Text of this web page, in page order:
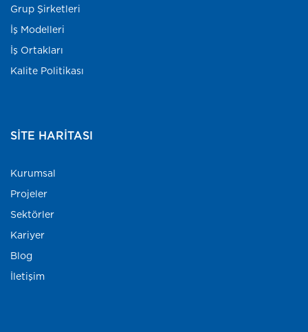
Grup Şirketleri
İş Modelleri
İş Ortakları
Kalite Politikası
SITE HARITASI
Kurumsal
Projeler
Sektörler
Kariyer
Blog
İletişim